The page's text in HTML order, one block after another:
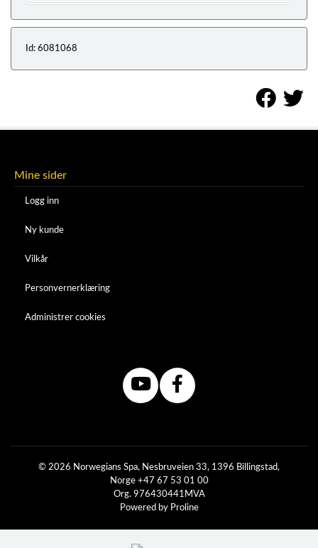
Id: 6081068
Mine sider
Logg inn
Ny kunde
Vilkår
Personvernerklæring
Administrer cookies
© 2026 Norwegians Spa, Nesbruveien 33, 1396 Billingstad,
Norge +47 67 53 01 00
Org. 976430441MVA
Powered by Proline